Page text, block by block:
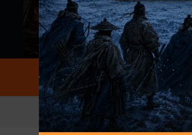
로그인 PC버전